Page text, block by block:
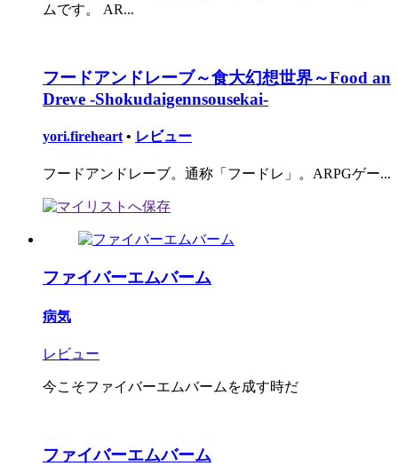
ムです。 AR...
フードアンドレーブ～食大幻想世界～Food an
Dreve -Shokudaigennsousekai-
yori.fireheart • レビュー
フードアンドレーブ。通称「フードレ」。ARPGゲー...
ファイバーエムバーム
病気
レビュー
今こそファイバーエムバームを成す時だ
ファイバーエムバーム